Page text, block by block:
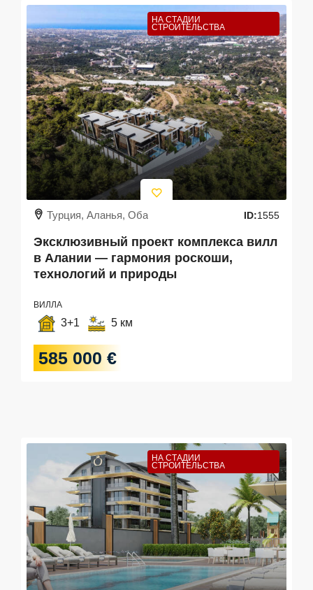
НА СТАДИИ
СТРОИТЕЛЬСТВА
Турция, Аланья, Оба ID:1555
Эксклюзивный проект комплекса вилл
в Алании — гармония роскоши,
технологий и природы
ВИЛЛА
3+1 5 км
585 000 €
НА СТАДИИ
СТРОИТЕЛЬСТВА